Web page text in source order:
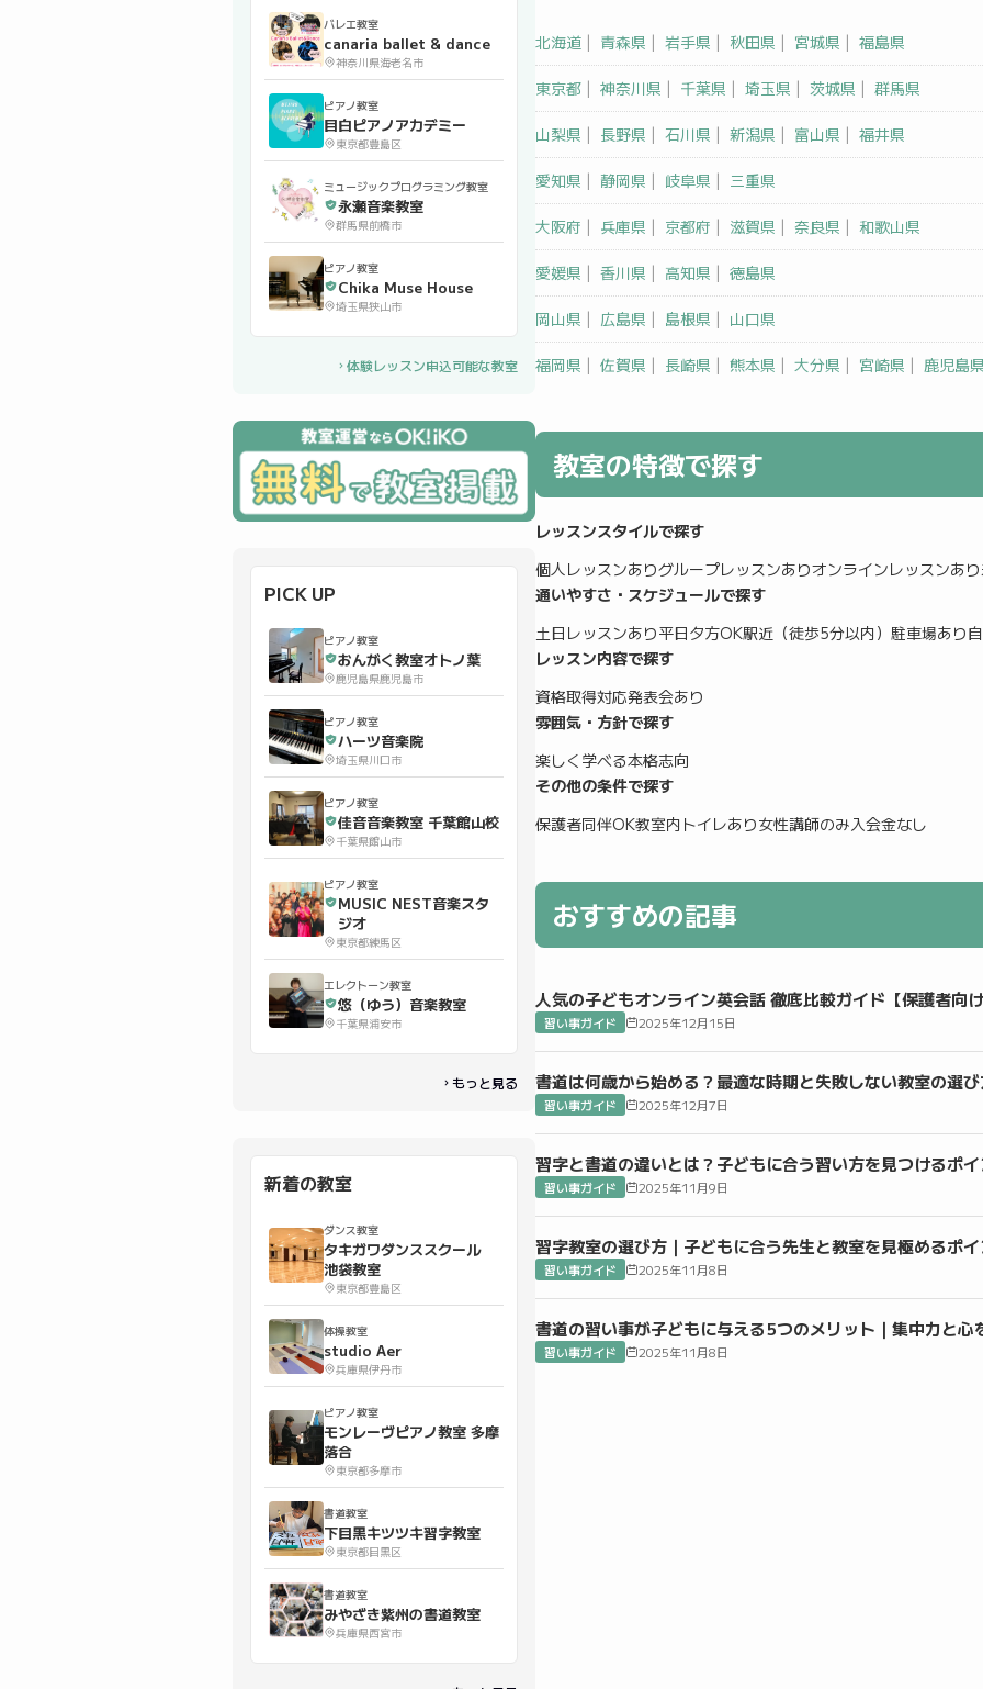
北海道 | 青森県 | 岩手県 | 秋田県 | 宮城県 | 福島県
東京都 | 神奈川県 | 千葉県 | 埼玉県 | 茨城県 | 群馬県
山梨県 | 長野県 | 石川県 | 新潟県 | 富山県 | 福井県
愛知県 | 静岡県 | 岐阜県 | 三重県
大阪府 | 兵庫県 | 京都府 | 滋賀県 | 奈良県 | 和歌山県
愛媛県 | 香川県 | 高知県 | 徳島県
岡山県 | 広島県 | 島根県 | 山口県
福岡県 | 佐賀県 | 長崎県 | 熊本県 | 大分県 | 宮崎県 | 鹿児島
教室の特徴で探す
レッスンスタイルで探す
個人レッスンありグループレッスンありオンラインレッスンあり
通いやすさ・スケジュールで探す
土日レッスンあり平日夕方OK駅近（徒歩5分以内） 駐車場あり
レッスン内容で探す
資格取得対応発表会あり
雰囲気・方針で探す
楽しく学べる本格志向
その他の条件で探す
保護者同伴OK教室内トイレあり女性講師のみ入会金なし
おすすめの記事
人気の子どもオンライン英会話 徹底比較ガイド【保護者向
習い事ガイド 2025年12月15日
書道は何歳から始める？最適な時期と失敗しない教室の選
習い事ガイド 2025年12月7日
習字と書道の違いとは？子どもに合う習い方を見つけるポ
習い事ガイド 2025年11月9日
習字教室の選び方｜子どもに合う先生と教室を見極めるポ
習い事ガイド 2025年11月8日
書道の習い事が子どもに与える5つのメリット｜集中力と心
習い事ガイド 2025年11月8日
バレエ教室
canaria ballet & dance
神奈川県海老名市
ピアノ教室
目白ピアノアカデミー
東京都豊島区
ミュージックプログラミング教室
永瀬音楽教室
群馬県前橋市
ピアノ教室
Chika Muse House
埼玉県狭山市
体験レッスン申込可能な教室
PICK UP
ピアノ教室
おんがく教室オトノ葉
鹿児島県鹿児島市
ピアノ教室
ハーツ音楽院
埼玉県川口市
ピアノ教室
佳音音楽教室 千葉館山校
千葉県館山市
ピアノ教室
MUSIC NEST音楽スタ
ジオ
東京都練馬区
エレクトーン教室
悠（ゆう）音楽教室
千葉県浦安市
もっと見る
新着の教室
ダンス教室
タキガワダンススクール
池袋教室
東京都豊島区
体操教室
studio Aer
兵庫県伊丹市
ピアノ教室
モンレーヴピアノ教室 多摩
落合
東京都多摩市
書道教室
下目黒キツツキ習字教室
東京都目黒区
書道教室
みやざき紫州の書道教室
兵庫県西宮市